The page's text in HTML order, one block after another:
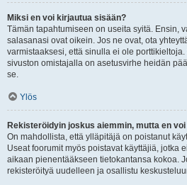
Miksi en voi kirjautua sisään?
Tämän tapahtumiseen on useita syitä. Ensin,
salasanasi ovat oikein. Jos ne ovat, ota
varmistaaksesi, että sinulla ei ole
sivuston omistajalla on asetusvirhe heidän
se.
Ylös
Rekisteröidyin joskus aiemmin, mutta en
On mahdollista, että ylläpitäjä on poistanut
Useat foorumit myös poistavat käyttäjiä, jotka
aikaan pienentääkseen tietokantansa kokoa.
rekisteröityä uudelleen ja osallistu